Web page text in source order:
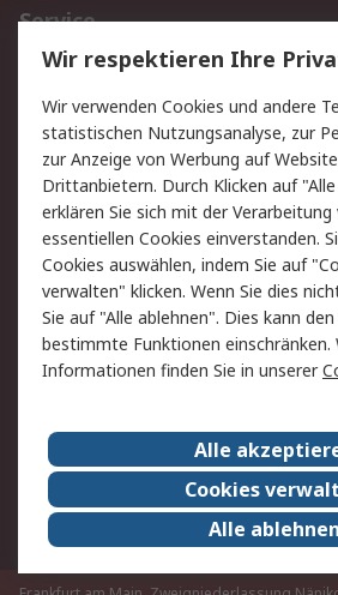
Service
Value Added Services
Rücksendungen
Hilfe
Rechtliches
AGB
Cookie-Richtlinie
Copyright/Impressum
Über RS
Karriere bei RS
Qualität/Umwelt/Zertifikate
Event-Center
Wir respektieren Ihre
Wir verwenden Cookies und andere
statistischen Nutzungsanalyse, zur
zur Anzeige von Werbung auf
Drittanbietern. Durch Klicken auf
erklären Sie sich mit der
essentiellen Cookies einverstanden.
Cookies auswählen, indem Sie auf
verwalten" klicken. Wenn Sie dies
Sie auf "Alle ablehnen". Dies kann
bestimmte Funktionen einschränken.
Informationen finden Sie in unserer
Alle
Cookies
Alle ablehnen